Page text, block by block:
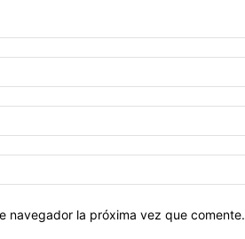
navegador la próxima vez que comente.